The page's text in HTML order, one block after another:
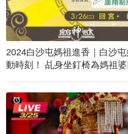
2024白沙屯媽祖進香｜白沙
動時刻！ 乩身坐釘椅為媽祖